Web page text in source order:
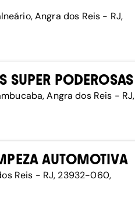
Angra dos Reis - RJ,
SUPER PODEROSAS
Angra dos Reis - RJ,
AUTOMOTIVA
Reis - RJ, 23932-060,